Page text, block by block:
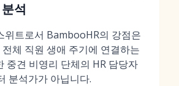
석
위트로서 BambooHR의 강점은
체 직원 생애 주기에 연결하는
중견 비영리 단체의 HR 담당자
분석가가 아닙니다.